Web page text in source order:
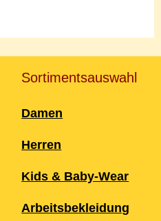
Sortimentsauswahl
Damen
Herren
Kids & Baby-Wear
Arbeitsbekleidung